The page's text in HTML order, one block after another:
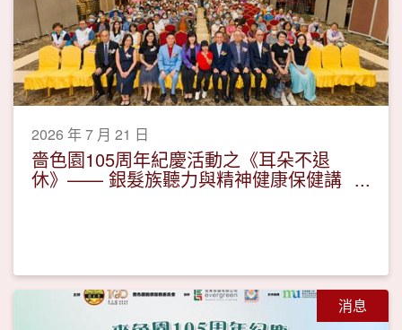
2026 年 7 月 21 日
嗇色園105周年紀慶活動之《耳朵不退
休》—— 銀髮族聽力與精神健康保健講
消息